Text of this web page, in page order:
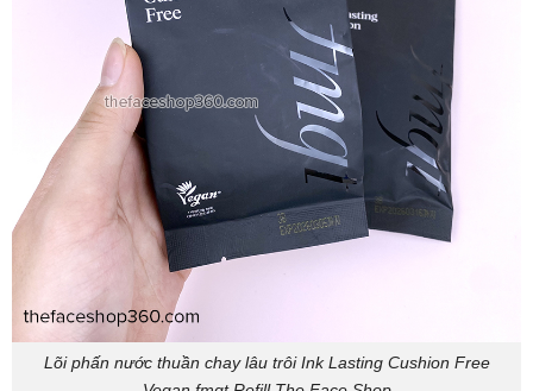
Lõi phấn nước thuần chay lâu trôi Ink Lasting Cushion Free